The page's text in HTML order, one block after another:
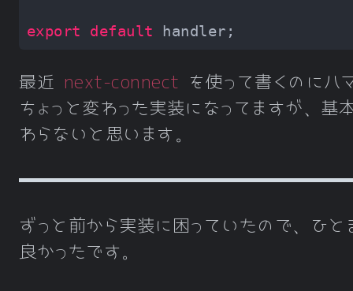
export default
最近 next-connect を使って書くのにハ
ちょっと変わった実装になってますが、基
わらないと思います。
ずっと前から実装に困っていたので、ひ
良かったです。